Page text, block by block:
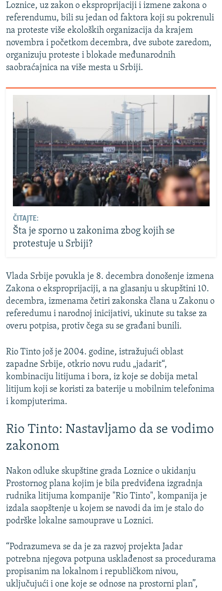
Loznice, uz zakon o eksproprijaciji i izmene zakona o
referendumu, bili su jedan od faktora koji su pokrenuli
na proteste više ekoloških organizacija da krajem
novembra i početkom decembra, dve subote zaredom,
organizuju proteste i blokade međunarodnih
saobraćajnica na više mesta u Srbiji.
ČITAJTE:
Šta je sporno u zakonima zbog kojih se
protestuje u Srbiji?
Vlada Srbije povukla je 8. decembra donošenje izmena
Zakona o eksproprijaciji, a na glasanju u skupštini 10.
decembra, izmenama četiri zakonska člana u Zakonu o
referedumu i narodnoj inicijativi, ukinute su takse za
overu potpisa, protiv čega su se građani bunili.
Rio Tinto još je 2004. godine, istražujući oblast
zapadne Srbije, otkrio novu rudu „jadarit“,
kombinaciju litijuma i bora, iz koje se dobija metal
litijum koji se koristi za baterije u mobilnim telefonima
i kompjuterima.
Rio Tinto: Nastavljamo da se vodimo
zakonom
Nakon odluke skupštine grada Loznice o ukidanju
Prostornog plana kojim je bila predviđena izgradnja
rudnika litijuma kompanije "Rio Tinto", kompanija je
izdala saopštenje u kojem se navodi da im je stalo do
podrške lokalne samouprave u Loznici.
“Podrazumeva se da je za razvoj projekta Jadar
potrebna njegova potpuna usklađenost sa procedurama
propisanim na lokalnom i republičkom nivou,
uključujući i one koje se odnose na prostorni plan”,